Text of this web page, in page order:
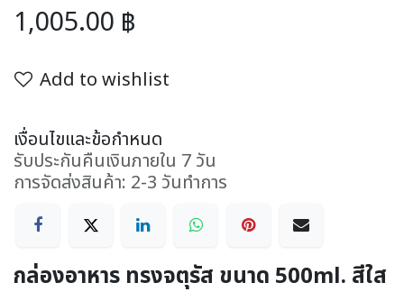
1,005.00 ฿
Add to wishlist
เงื่อนไขและข้อกำหนด
รับประกันคืนเงินภายใน 7 วัน
การจัดส่งสินค้า: 2-3 วันทำการ
กล่องอาหาร ทรงจตุรัส ขนาด 500ml. สีใส